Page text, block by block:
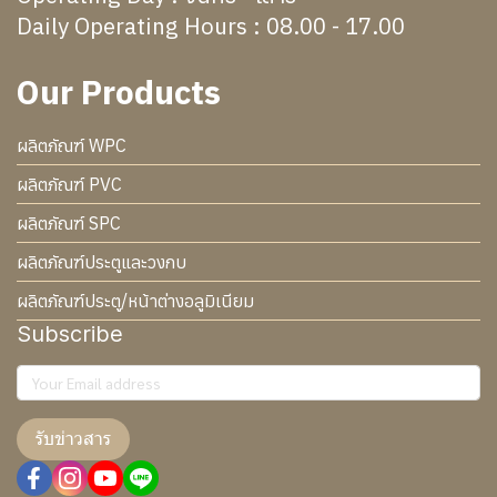
Daily Operating Hours : 08.00 - 17.00
Our Products
ผลิตภัณฑ์ WPC
ผลิตภัณฑ์ PVC
ผลิตภัณฑ์ SPC
ผลิตภัณฑ์ประตูและวงกบ
ผลิตภัณฑ์ประตู/หน้าต่างอลูมิเนียม
Subscribe
รับข่าวสาร